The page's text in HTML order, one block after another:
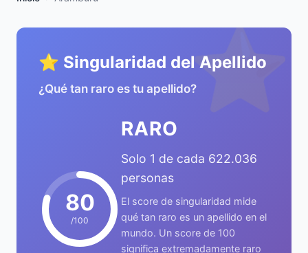
⭐
⭐ Singularidad del Apellido
¿Qué tan raro es tu apellido?
80
/100
RARO
Solo 1 de cada 622.036
personas
El score de singularidad mide
qué tan raro es un apellido en el
mundo. Un score de 100
significa extremadamente raro